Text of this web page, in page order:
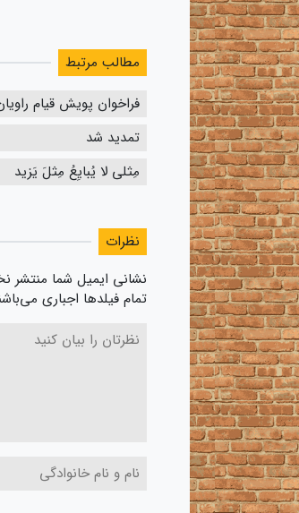
مطالب مرتبط
فراخوان پویش قیام
تمدید شد
مِثلی لا یُبایِعُ مِثلَ یَزید
نظرات
نشانی ایمیل شما منتشر
تمام فیلدها اجباری